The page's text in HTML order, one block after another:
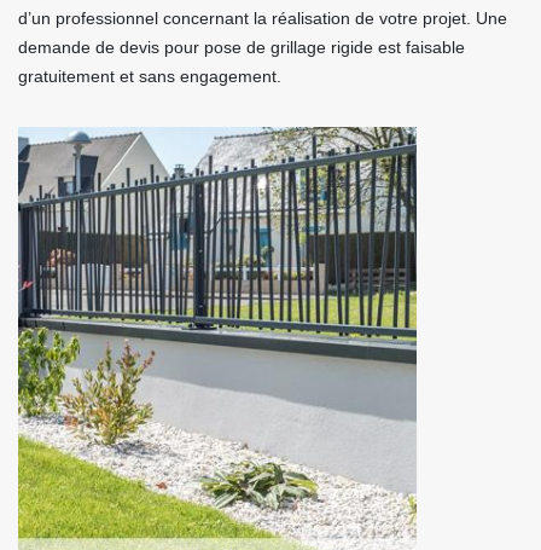
d’un professionnel concernant la réalisation de votre projet. Une
demande de devis pour pose de grillage rigide est faisable
gratuitement et sans engagement.